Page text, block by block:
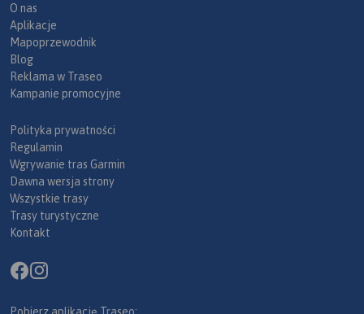
O nas
Aplikacje
Mapoprzewodnik
Blog
Reklama w Traseo
Kampanie promocyjne
Polityka prywatności
Regulamin
Wgrywanie tras Garmin
Dawna wersja strony
Wszystkie trasy
Trasy turystyczne
Kontakt
Pobierz aplikację Traseo: